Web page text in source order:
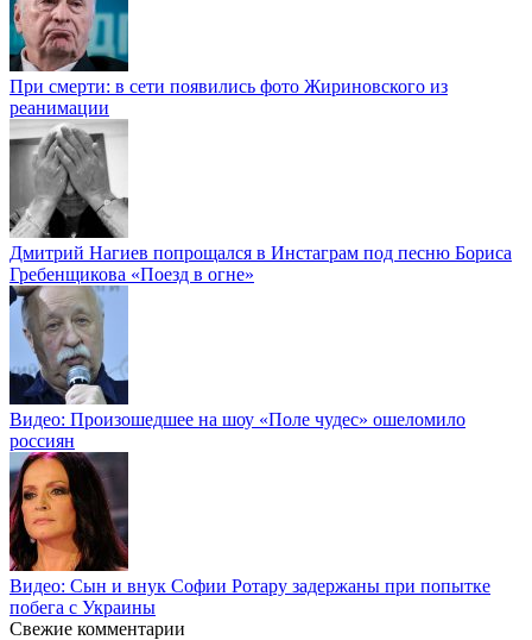
При смерти: в сети появились фото Жириновского из
реанимации
Дмитрий Нагиев попрощался в Инстаграм под песню Бориса
Гребенщикова «Поезд в огне»
Видео: Произошедшее на шоу «Поле чудес» ошеломило
россиян
Видео: Сын и внук Софии Ротару задержаны при попытке
побега с Украины
Свежие комментарии